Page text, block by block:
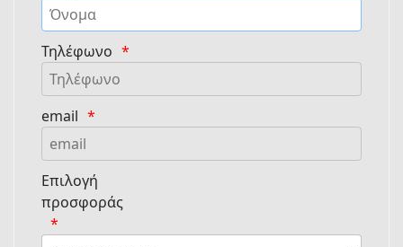
Τηλέφωνο
email
Επιλογή
προσφοράς